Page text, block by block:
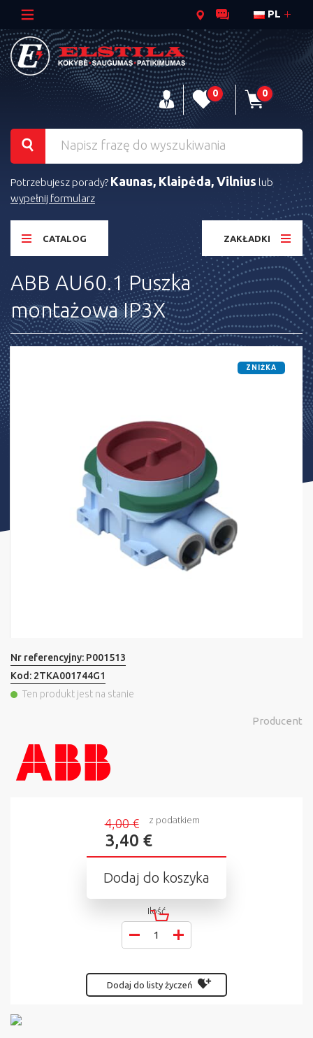
PL
0 0
Potrzebujesz porady? Kaunas, Klaipėda, Vilnius lub
wypełnij formularz
CATALOG ZAKŁADKI
ABB AU60.1 Puszka
montażowa IP3X
ZNIŻKA
Nr referencyjny: P001513
Kod: 2TKA001744G1
Ten produkt jest na stanie
Producent
4,00 €
3,40 €
z podatkiem
Dodaj do koszyka
Ilość
Dodaj do listy życzeń